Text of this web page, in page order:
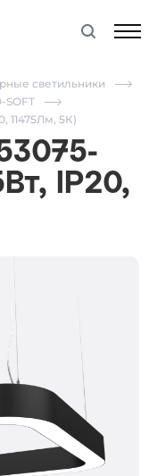
светильники
SOFT
11475Лм, 5К)
IP20,